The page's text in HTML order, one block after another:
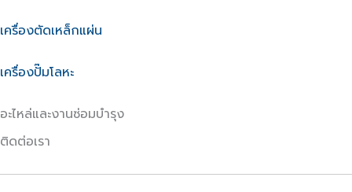
เครื่องตัดเหล็กแผ่น
เครื่องปั๊มโลหะ
อะไหล่และงานซ่อมบำรุง
ติดต่อเรา